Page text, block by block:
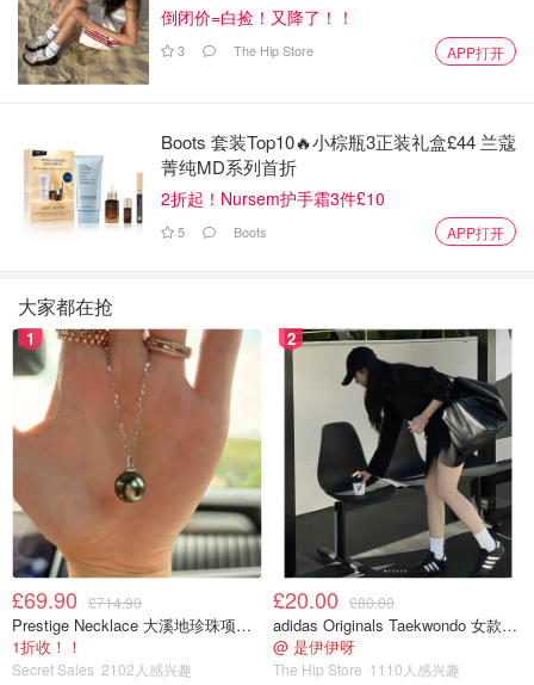
证据，因此不会对具体细节发表评论。
蒂莫西-皮耶罗蒂（Timothy Pierotti）中士说："这仍然是凶
续与当地、省和国家警察机构及合作伙伴密切合作，以推进
这项调查。"
据《加拿大新闻报》报道，印度已经对尼贾尔发出了逮捕
令。
除印度外，加拿大是世界上最大的锡克教社区所在地。加拿
大锡克教社区的领导人表示，他们很高兴听到加拿大政府证
实了一些他们一直怀疑的事情，但希望看到在追究印度责任
方面采取进一步行动。
加拿大世界锡克教组织的穆克比尔-辛格（Mukhbir Singh）
在国会山发言时说，尽管特鲁多的披露可能令许多加拿大人
感到震惊，但对锡克教社区来说并不意外。
来源：
ctvnews封面：CANADIAN PRESS/Sean
Kilpatrick
安省今年收7.2万名难民！省府宣布提
供2640万加元帮多伦多难民解决在住
倒闭价=白捡！又降了！！
3 The Hip Store APP打开
Boots 套装Top10🔥小棕瓶3正装礼盒£44 兰蔻
菁纯MD系列首折
2折起！Nursem护手霜3件£10
5 Boots APP打开
大家都在抢
1
£69.90 £714.90
Prestige Necklace 大溪地珍珠项链 10-11mm
1折收！！
Secret Sales 2102人感兴趣
2
£20.00 £80.00
adidas Originals Taekwondo 女款黑色运动鞋
@ 是伊伊呀
The Hip Store 1110人感兴趣